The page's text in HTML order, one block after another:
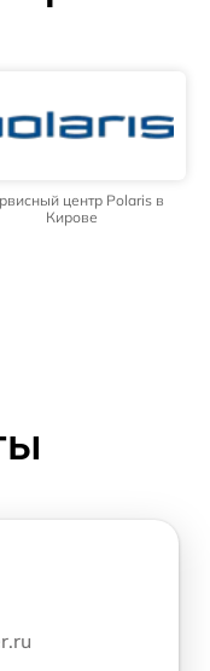
центр Polaris в
Кирове